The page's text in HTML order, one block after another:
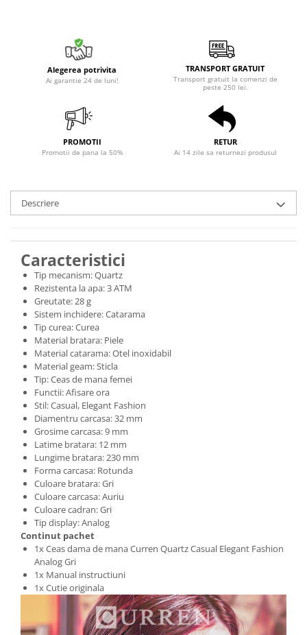
Alegerea potrivita
Ai garantie 24 de luni!
TRANSPORT GRATUIT
Transport gratuit la comenzi de
peste 250 lei.
PROMOTII
Promotii de pana la 50%
RETUR
Ai 14 zile sa returnezi produsul
Descriere
Caracteristici
Tip mecanism: Quartz
Rezistenta la apa: 3 ATM
Greutate: 28 g
Sistem inchidere: Catarama
Tip curea: Curea
Material bratara: Piele
Material catarama: Otel inoxidabil
Material geam: Sticla
Tip: Ceas de mana femei
Functii: Afisare ora
Stil: Casual, Elegant Fashion
Diamentru carcasa: 32 mm
Grosime carcasa: 9 mm
Latime bratara: 12 mm
Lungime bratara: 230 mm
Forma carcasa: Rotunda
Culoare bratara: Gri
Culoare carcasa: Auriu
Culoare cadran: Gri
Tip display: Analog
Continut pachet
1x Ceas dama de mana Curren Quartz Casual Elegant Fashion
Analog Gri
1x Manual instructiuni
1x Cutie originala